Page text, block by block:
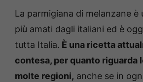
La parmigiana di melanzane è
più amati dagli italiani ed è
tutta Italia. È una ricetta
contesa, per quanto riguarda
molte regioni, anche se in